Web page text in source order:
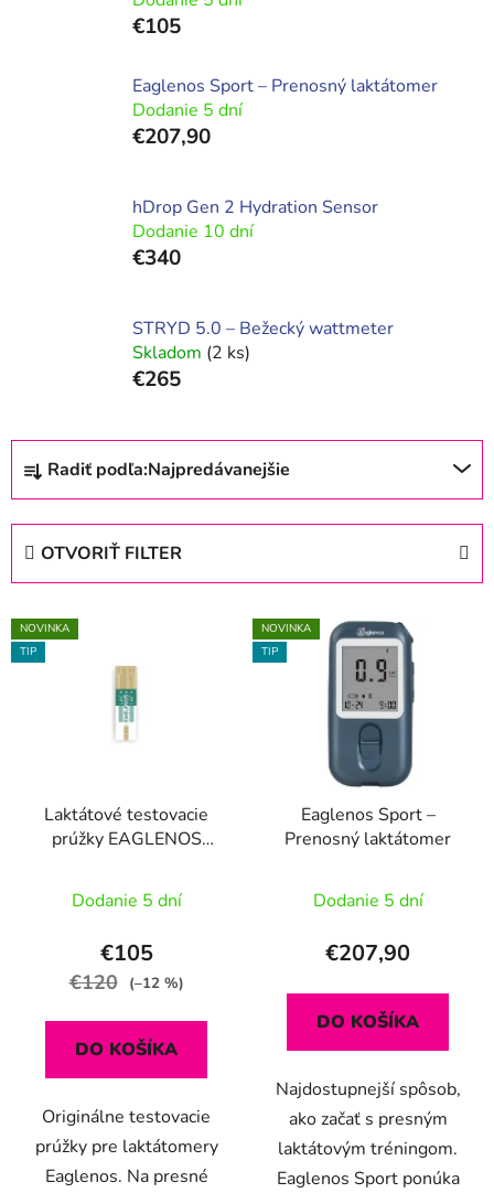
€105
Eaglenos Sport – Prenosný laktátomer
Dodanie 5 dní
€207,90
hDrop Gen 2 Hydration Sensor
Dodanie 10 dní
€340
STRYD 5.0 – Bežecký wattmeter
Skladom (2 ks)
€265
R
d
e
p
Radiť podľa:Najpredávanejšie
OTVORIŤ FILTER
V
ý
NOVINKA
TIP
Laktátové testovacie
prúžky EAGLENOS
Dodanie 5 dní
€105
€120 (–12 %)
DO KOŠÍKA
Originálne testovacie
prúžky pre laktátomery
Eaglenos. Na presné
NOVINKA
TIP
Eaglenos Sport –
Prenosný laktátomer
Dodanie 5 dní
€207,90
DO KOŠÍKA
Najdostupnejší spôsob,
ako začať s presným
laktátovým tréningom.
Eaglenos Sport ponúka